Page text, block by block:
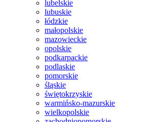
lubelskie
lubuskie
łódzkie
małopolskie
mazowieckie
opolskie
podkarpackie
podlaskie
pomorskie
śląskie
świętokrzyskie
warmińsko-mazurskie
wielkopolskie